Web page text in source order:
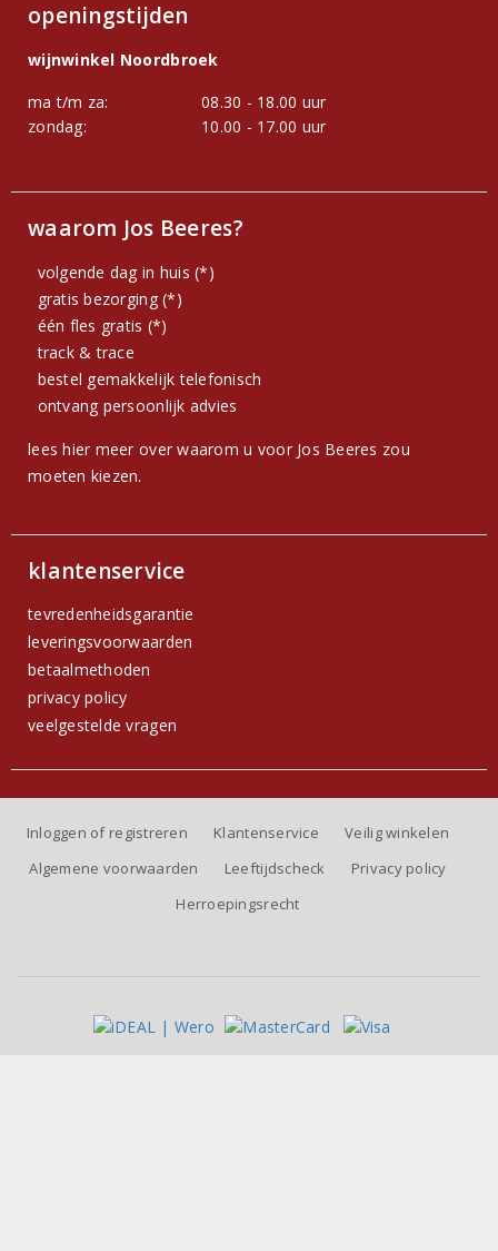
openingstijden
wijnwinkel Noordbroek
ma t/m za:
08.30 - 18.00 uur
zondag:
10.00 - 17.00 uur
waarom Jos Beeres?
volgende dag in huis (*)
gratis bezorging (*)
één fles gratis (*)
track & trace
bestel gemakkelijk telefonisch
ontvang persoonlijk advies
lees hier meer over waarom u voor Jos Beeres zou
moeten kiezen.
klantenservice
tevredenheidsgarantie
leveringsvoorwaarden
betaalmethoden
privacy policy
veelgestelde vragen
Inloggen of registreren Klantenservice
Veilig winkelen
Algemene voorwaarden
Leeftijdscheck
Privacy policy
Herroepingsrecht